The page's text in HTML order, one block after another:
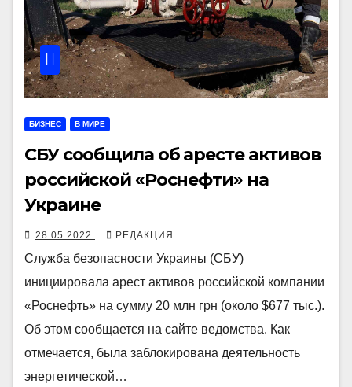
БИЗНЕС В МИРЕ
СБУ сообщила об аресте активов
российской «Роснефти» на
Украине
28.05.2022 РЕДАКЦИЯ
Служба безопасности Украины (СБУ)
инициировала арест активов российской компании
«Роснефть» на сумму 20 млн грн (около $677 тыс.).
Об этом сообщается на сайте ведомства. Как
отмечается, была заблокирована деятельность
энергетической…